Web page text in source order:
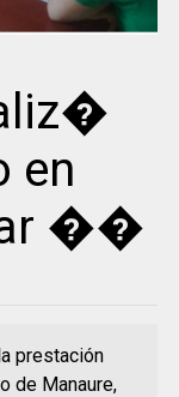
en
��
prestación
de Manaure,